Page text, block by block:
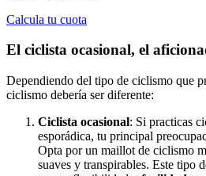
Calcula tu cuota
El ciclista ocasional, el
Dependiendo del tipo de ciclismo que
ciclismo debería ser diferente:
Ciclista ocasional: Si practicas
esporádica, tu principal
Opta por un maillot de ciclismo
suaves y transpirables. Este tipo